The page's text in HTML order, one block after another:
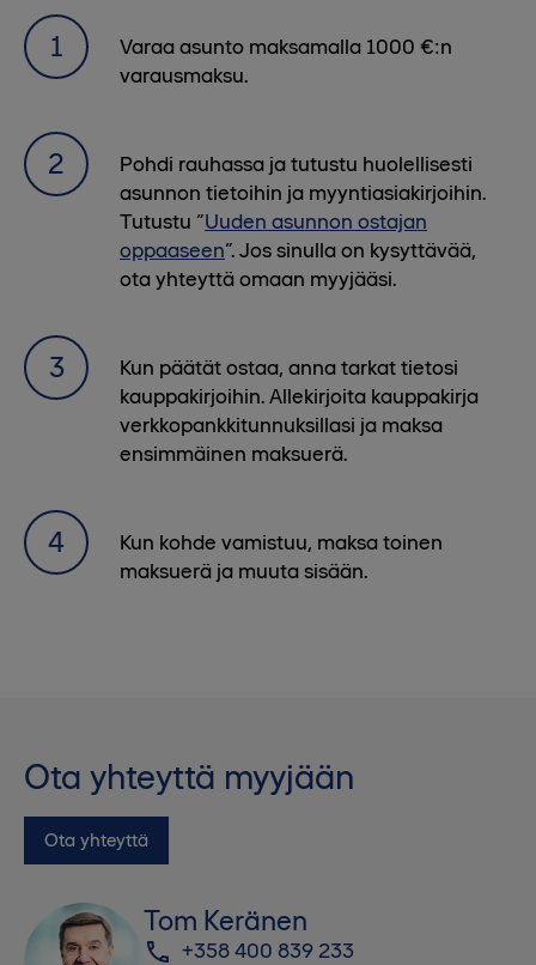
Varaa asunto maksamalla 1000 €:n
varausmaksu.
Pohdi rauhassa ja tutustu huolellisesti
asunnon tietoihin ja myyntiasiakirjoihin.
Tutustu “Uuden asunnon ostajan
oppaaseen”. Jos sinulla on kysyttävää,
ota yhteyttä omaan myyjääsi.
Kun päätät ostaa, anna tarkat tietosi
kauppakirjoihin. Allekirjoita kauppakirja
verkkopankkitunnuksillasi ja maksa
ensimmäinen maksuerä.
Kun kohde vamistuu, maksa toinen
maksuerä ja muuta sisään.
Ota yhteyttä myyjään
Ota yhteyttä
Tom Keränen
+358 400 839 233